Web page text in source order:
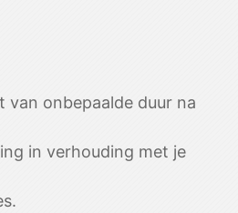
van onbepaalde duur na
in verhouding met je